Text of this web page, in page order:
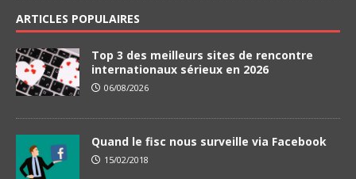
ARTICLES POPULAIRES
Top 3 des meilleurs sites de rencontre
internationaux sérieux en 2026
06/08/2026
Quand le fisc nous surveille via Facebook
15/02/2018